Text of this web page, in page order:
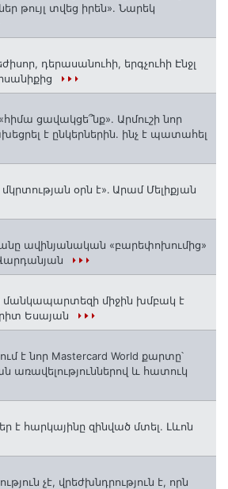
թույլ տվեց իրեն». Նարեկ
դերասանուհի, երգչուհի Էնջլ
ցավակցե՞նք». Արմուշի նոր
է ընկերներին. ինչ է պատահել
մկրտության օրն է»․ Արամ Մելիքյան
ավինյանական «բարեփոխումից»
մանկապարտեզի միջին խմբակ է
Եսայան
է նոր Mastercard World քարտը՝
և հատուկ
է հարկայինը զինված մտել. Լևոն
չէ, վրեժխնդրություն է, որն